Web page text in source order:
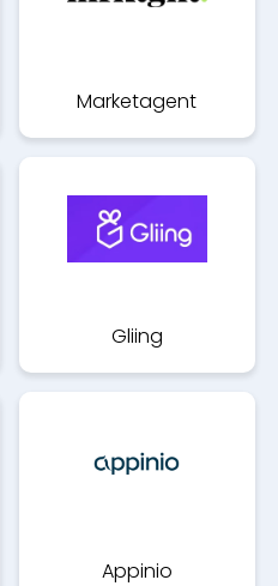
Marketagent
Gliing
Appinio